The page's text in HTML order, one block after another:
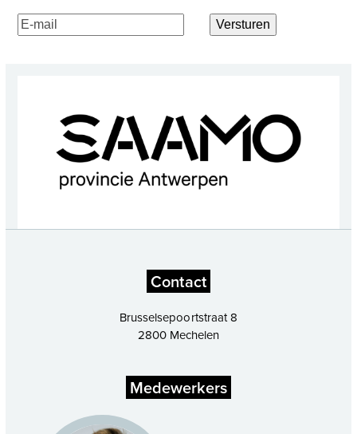
E-
mailadres(Vereist)
Versturen
Contact
Brusselsepoortstraat 8
2800 Mechelen
Medewerkers